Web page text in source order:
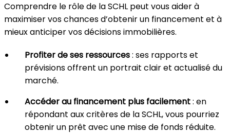
Comprendre le rôle de la SCHL peut vous aider à
maximiser vos chances d’obtenir un financement et à
mieux anticiper vos décisions immobilières.
Profiter de ses ressources: ses rapports et
prévisions offrent un portrait clair et actualisé du
marché.
Accéder au financement plus facilement: en
répondant aux critères de la SCHL, vous pourriez
obtenir un prêt avec une mise de fonds réduite.